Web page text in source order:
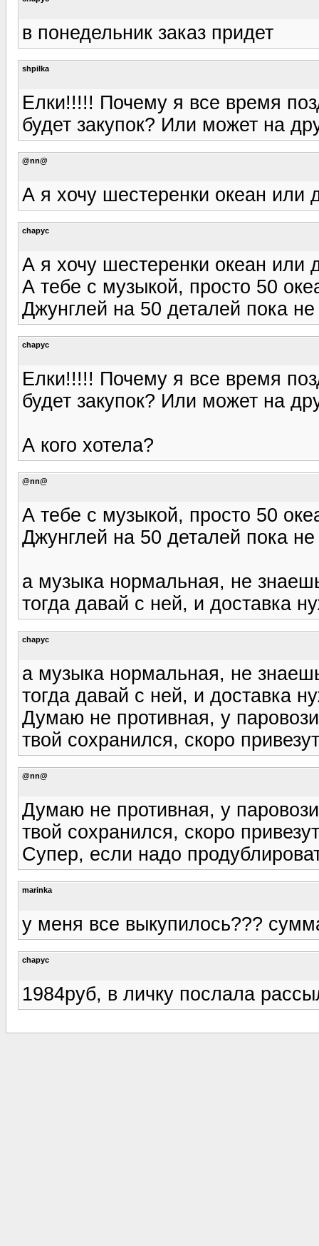
в понедельник заказ придет
shpilka
Елки!!!!! Почему я все время
будет закупок? Или может на
@nn@
А я хочу шестеренки океан или
chapyc
А я хочу шестеренки океан или
А тебе с музыкой, просто 50
Джунглей на 50 деталей пока
chapyc
Елки!!!!! Почему я все время
будет закупок? Или может на
А кого хотела?
@nn@
А тебе с музыкой, просто 50
Джунглей на 50 деталей пока
а музыка нормальная, не
тогда давай с ней, и доставка
chapyc
а музыка нормальная, не
тогда давай с ней, и доставка
Думаю не противная, у
твой сохранился, скоро привезут
@nn@
Думаю не противная, у
твой сохранился, скоро привезут
Супер, если надо
marinka
у меня все выкупилось???
chapyc
1984руб, в личку послала